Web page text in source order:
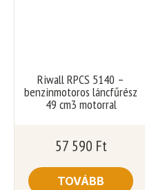
Riwall RPCS 5140 –
benzinmotoros láncfűrész
49 cm3 motorral
57 590 Ft
TOVÁBB